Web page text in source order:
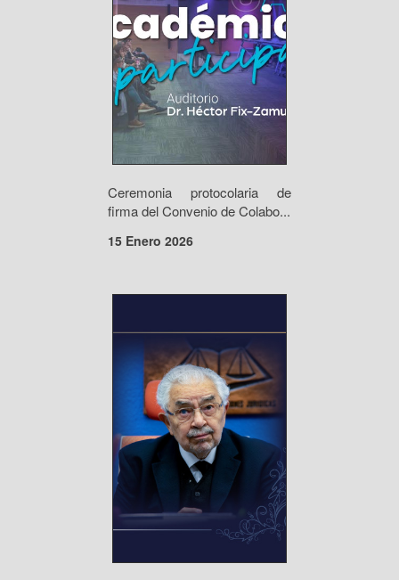
Ceremonia protocolaria de
firma del Convenio de Colabo...
15 Enero 2026